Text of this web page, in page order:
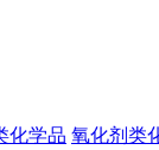
化学品 氧化剂类